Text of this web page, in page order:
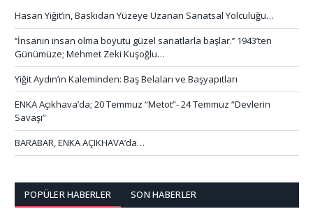
Hasan Yiğit’in, Baskıdan Yüzeye Uzanan Sanatsal Yolculuğu…
‘’İnsanın insan olma boyutu güzel sanatlarla başlar.’’ 1943’ten
Günümüze; Mehmet Zeki Kuşoğlu…
Yiğit Aydın’ın Kaleminden: Baş Belaları ve Başyapıtları
ENKA Açıkhava’da; 20 Temmuz “Metot”- 24 Temmuz “Devlerin
Savaşı”
BARABAR, ENKA AÇIKHAVA’da…
POPÜLER HABERLER SON HABERLER